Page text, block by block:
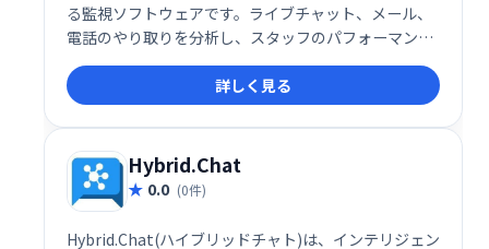
る監視ソフトウェアです。ライブチャット、メール、
電話のやり取りを分析し、スタッフのパフォーマンス
や顧客体験を評価。わずか5分でQA監視プログラムを
作成でき、コーチングやモチベーション向上に役立ち
ます。全チャネルの顧客対応を分析することで、より
効果的なサポート体制を構築できます。
詳しく見る
Hybrid.Chat
0.0 (0件)
Hybrid.Chat(ハイブリッドチャト)は、インテリジェン